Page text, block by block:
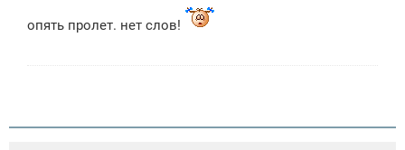
щ
опять пролет. нет слов!